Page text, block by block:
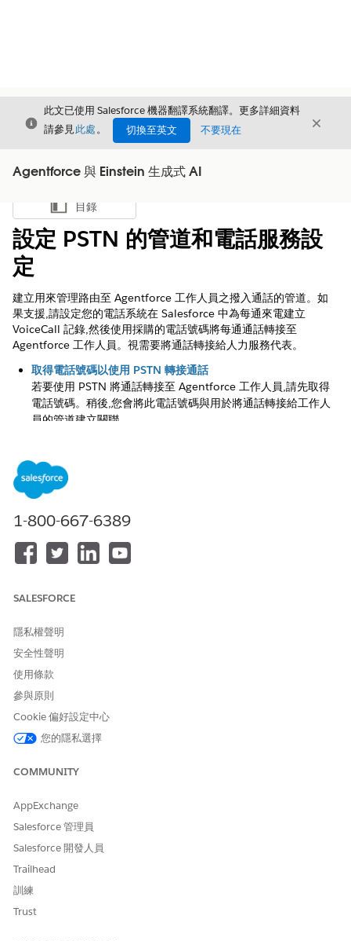
結束
此文已使用 Salesforce 機器翻譯系統翻譯。更多詳細資料
請參見此處。 切換至英文 不要現在 結束
Agentforce 與 Einstein 生成式 AI
顯示目錄
目錄
設定 PSTN 的管道和電話服務設
定
建立用來管理路由至 Agentforce 工作人員之撥入通話的管道。如
果支援,請設定您的電話系統在 Salesforce 中為每通來電建立
VoiceCall 記錄,然後使用採購的電話號碼將每通通話轉接至
Agentforce 工作人員。視需要將通話轉接給人力服務代表。
取得電話號碼以使用 PSTN 轉接通話
若要使用 PSTN 將通話轉接至 Agentforce 工作人員,請先取得
電話號碼。稍後,您會將此電話號碼與用於將通話轉接給工作人
員的管道建立關聯。
針對需要轉接至 Agentforce 工作人員的來電建立傳訊管道。在
管道中,將採購的 PSTN 電話號碼對應至輸入 Omni-Channel 流
程。當使用此號碼轉接來電時,Omni-Channel 會使用 Omni-
如果支援,請設定您的電話系統在 Salesforce 中為每通來電建立
當使用 PSTN 將來電轉接至 Agentforce 工作人員時,會在
Salesforce 中為該通話部分建立個別的語音通話記錄。因此,您
有兩個與客戶的此對話的語音通話記錄。如果您是 Salesforce
Voice with Telephony 提供者客戶,若要完整檢視整個對話,請
連線「初始」與「工作人員」語音通話記錄。
使用 PSTN 時開啟語音通話錄音
若要記錄客戶與 Agentforce 工作人員之間的對話,請開啟錄
請讓我們知道，以便我們改進！
1-800-667-6389
SALESFORCE
隱私權聲明
安全性聲明
使用條款
參與原則
Cookie 偏好設定中心
您的隱私選擇
COMMUNITY
AppExchange
Salesforce 管理員
Salesforce 開發人員
Trailhead
訓練
Trust